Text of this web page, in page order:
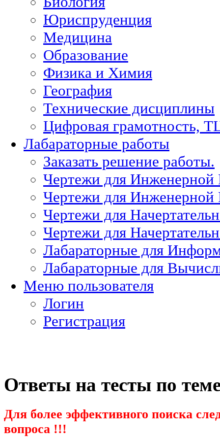
Юриспруденция
Медицина
Образование
Физика и Химия
География
Технические дисциплины
Цифровая грамотность,
Лабараторные работы
Заказать решение работы.
Чертежи для
Чертежи для
Чертежи для
Чертежи для
Лабараторные для
Лабараторные для
Меню пользователя
Логин
Регистрация
Ответы на тесты по
Для более эффективного поиска
вопроса !!!